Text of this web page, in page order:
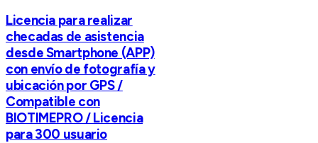
Licencia para realizar
checadas de asistencia
desde Smartphone (APP)
con envío de fotografía y
ubicación por GPS /
Compatible con
BIOTIMEPRO / Licencia
para 300 usuario